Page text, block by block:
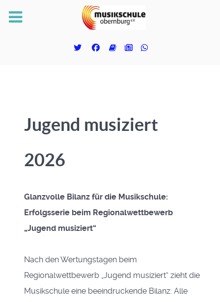
Jugend musiziert
2026
Glanzvolle Bilanz für die Musikschule:
Erfolgsserie beim Regionalwettbewerb
„Jugend musiziert“
Nach den Wertungstagen beim
Regionalwettbewerb „Jugend musiziert“ zieht die
Musikschule eine beeindruckende Bilanz: Alle